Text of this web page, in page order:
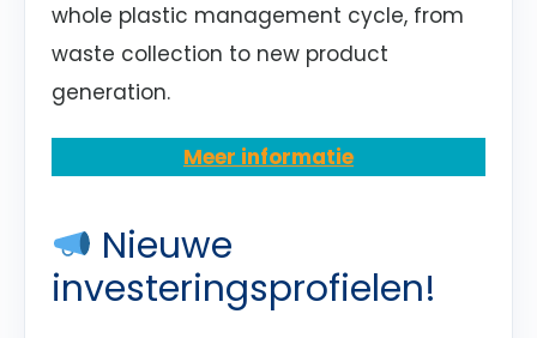
whole plastic management cycle, from
waste collection to new product
generation.
Meer informatie
Nieuwe
investeringsprofielen!